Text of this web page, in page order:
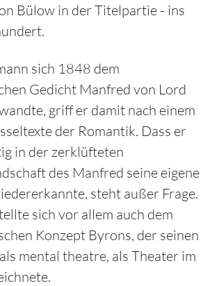
Bülow in der Titelpartie - ins
sich 1848 dem
Gedicht Manfred von Lord
griff er damit nach einem
der Romantik. Dass er
in der zerklüfteten
des Manfred seine eigene
steht außer Frage.
sich vor allem auch dem
Konzept Byrons, der seinen
mental theatre, als Theater im